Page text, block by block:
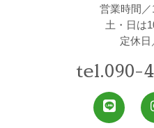
営業時間／
土・日は
定休日
tel.090-